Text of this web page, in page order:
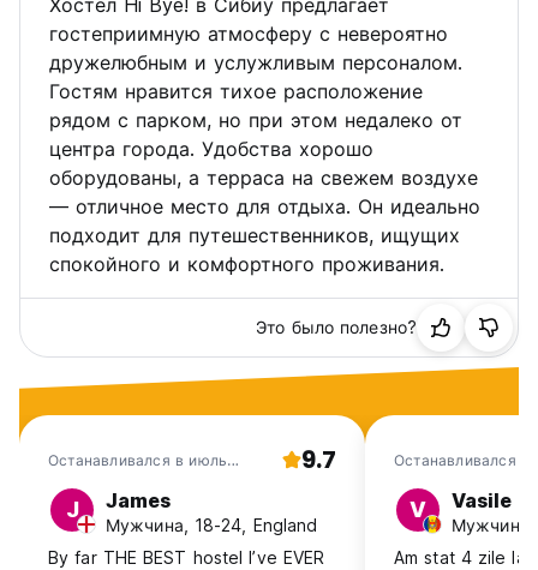
Хостел Hi Bye! в Сибиу предлагает
гостеприимную атмосферу с невероятно
дружелюбным и услужливым персоналом.
Гостям нравится тихое расположение
рядом с парком, но при этом недалеко от
центра города. Удобства хорошо
оборудованы, а терраса на свежем воздухе
— отличное место для отдыха. Он идеально
подходит для путешественников, ищущих
спокойного и комфортного проживания.
Это было полезно?
Останавливался в июль
9.7
J James
Мужчина, 18-24, England
By far THE BEST hostel I’ve EVER
Останавливался
V Vasile
Мужчина,
Am stat 4 zile la